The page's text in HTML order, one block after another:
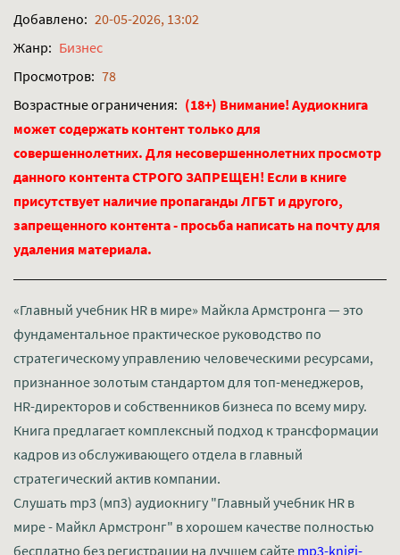
Добавлено: 20-05-2026, 13:02
Жанр: Бизнес
Просмотров: 78
Возрастные ограничения: (18+) Внимание! Аудиокнига
может содержать контент только для
совершеннолетних. Для несовершеннолетних просмотр
данного контента СТРОГО ЗАПРЕЩЕН! Если в книге
присутствует наличие пропаганды ЛГБТ и другого,
запрещенного контента - просьба написать на почту для
удаления материала.
«Главный учебник HR в мире» Майкла Армстронга — это
фундаментальное практическое руководство по
стратегическому управлению человеческими ресурсами,
признанное золотым стандартом для топ-менеджеров,
HR-директоров и собственников бизнеса по всему миру.
Книга предлагает комплексный подход к трансформации
кадров из обслуживающего отдела в главный
стратегический актив компании.
Слушать mp3 (мп3) аудиокнигу "Главный учебник HR в
мире - Майкл Армстронг" в хорошем качестве полностью
бесплатно без регистрации на лучшем сайте mp3-knigi-